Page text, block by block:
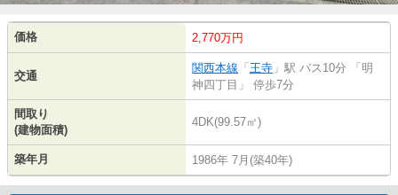
価格 2,770万円
交通
関西本線 「 王寺 」駅 バス10分 「明
神四丁目」 停歩7分
間取り
(建物面積)
4DK(99.57㎡)
築年月 1986年 7月(築40年)